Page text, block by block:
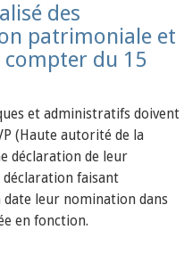
des
patrimoniale et
compter du 15
et administratifs doivent
(Haute autorité de la
déclaration de leur
faisant
leur nomination dans
en fonction.